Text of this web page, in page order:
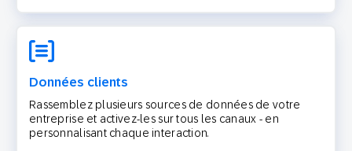
Données clients
Rassemblez plusieurs sources de données de votre
entreprise et activez-les sur tous les canaux - en
personnalisant chaque interaction.